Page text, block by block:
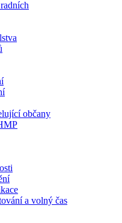
občany
a volný čas